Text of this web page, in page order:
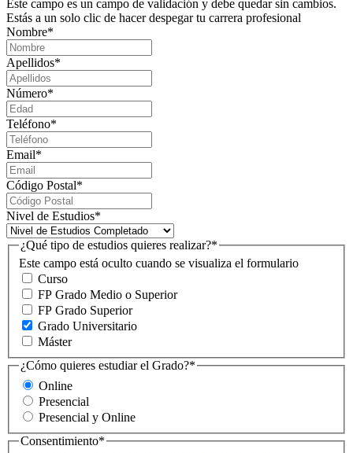
Este campo es un campo de validación y debe quedar sin cambios.
Estás a un solo clic de hacer despegar tu carrera profesional
Nombre*
Apellidos*
Número*
Teléfono*
Email*
Código Postal*
Nivel de Estudios*
Este campo está oculto cuando se visualiza el formulario
¿Qué tipo de estudios quieres realizar?*
Curso
FP Grado Medio o Superior
FP Grado Superior
Grado Universitario
Máster
¿Cómo quieres estudiar el Grado?*
Online
Presencial
Presencial y Online
Consentimiento*